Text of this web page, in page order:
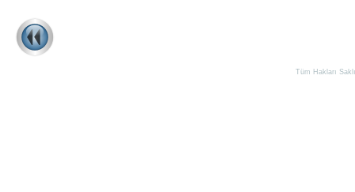
Tüm Hakları